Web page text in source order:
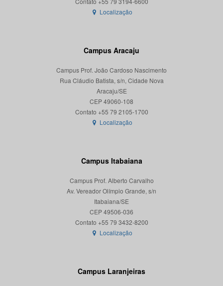
Localização
Campus Aracaju
Campus Prof. João Cardoso Nascimento
Rua Cláudio Batista, s/n, Cidade Nova
Aracaju/SE
CEP 49060-108
Localização
Campus Itabaiana
Campus Prof. Alberto Carvalho
Av. Vereador Olímpio Grande, s/n
Itabaiana/SE
CEP 49506-036
Localização
Campus Laranjeiras